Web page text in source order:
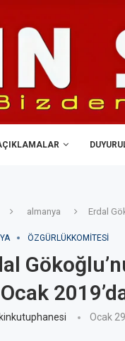
almanya Erdal
ÖZGÜRLÜKKOMITESI
Ocak